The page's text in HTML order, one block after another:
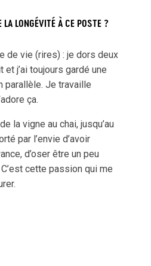
LA LONGÉVITÉ À CE POSTE ?
de vie (rires) : je dors deux
j’ai toujours gardé une
parallèle. Je travaille
ça.
la vigne au chai, jusqu’au
par l’envie d’avoir
d’oser être un peu
cette passion qui me